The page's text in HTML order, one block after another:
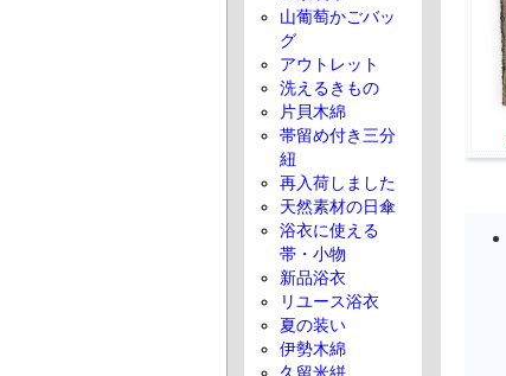
山葡萄かごバッ
グ
アウトレット
洗えるきもの
片貝木綿
帯留め付き三分
紐
再入荷しました
天然素材の日傘
浴衣に使える
帯・小物
新品浴衣
リユース浴衣
夏の装い
伊勢木綿